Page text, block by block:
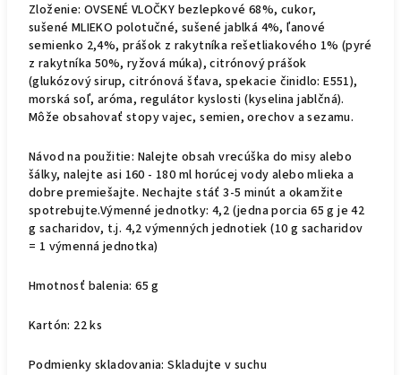
Zloženie: OVSENÉ VLOČKY bezlepkové 68%, cukor,
sušené MLIEKO polotučné, sušené jablká 4%, ľanové
semienko 2,4%, prášok z rakytníka rešetliakového 1% (pyré
z rakytníka 50%, ryžová múka), citrónový prášok
(glukózový sirup, citrónová šťava, spekacie činidlo: E551),
morská soľ, aróma, regulátor kyslosti (kyselina jablčná).
Môže obsahovať stopy vajec, semien, orechov a sezamu.
Návod na použitie: Nalejte obsah vrecúška do misy alebo
šálky, nalejte asi 160 - 180 ml horúcej vody alebo mlieka a
dobre premiešajte. Nechajte stáť 3-5 minút a okamžite
spotrebujte.Výmenné jednotky: 4,2 (jedna porcia 65 g je 42
g sacharidov, t.j. 4,2 výmenných jednotiek (10 g sacharidov
= 1 výmenná jednotka)
Hmotnosť balenia: 65 g
Kartón: 22 ks
Podmienky skladovania: Skladujte v suchu